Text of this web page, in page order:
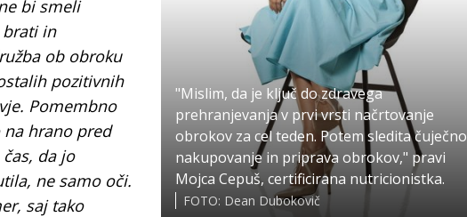
"Mislim, da je ključ do zdravega
prehranjevanja v prvi vrsti načrtovanje
obrokov za cel teden. Potem sledita čuječno
nakupovanje in priprava obrokov," pravi
Mojca Cepuš, certificirana nutricionistka.
FOTO: Dean Dubokovič
bi smeli
brati in
ob obroku
pozitivnih
Pomembno
hrano pred
da jo
ne samo oči.
saj tako